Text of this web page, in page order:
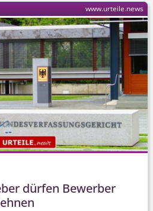
dürfen Bewerber
www.urteile.news